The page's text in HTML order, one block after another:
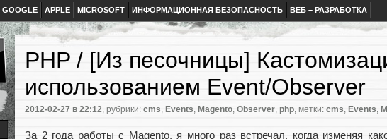
GOOGLE APPLE MICROSOFT ИНФОРМАЦИОННАЯ БЕЗОПАСНОСТЬ ВЕБ – РАЗРАБОТКА
PHP / [Из песочницы]
использованием Event/Observer
2012-02-27 в 22:12, рубрики: cms, Events, Magento, Observer, php, метки: cms, Events,
За 2 года работы с Magento, я много раз встречал, когда изменяя